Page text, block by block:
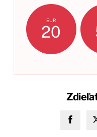
EUR
20